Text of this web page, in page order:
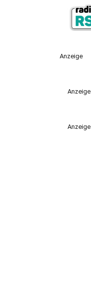
Anzeige
Anzeige
Anzeige